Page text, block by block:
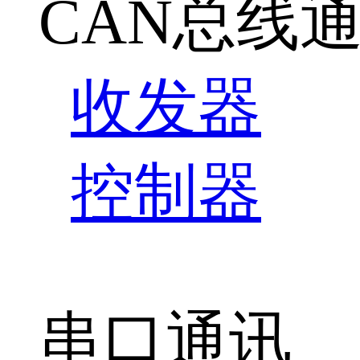
CAN总线
收发器
控制器
串口通讯